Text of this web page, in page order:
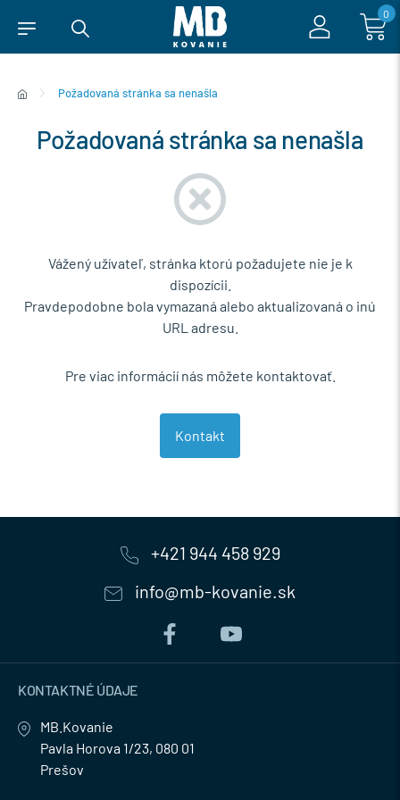
0
Požadovaná stránka sa nenašla
Požadovaná stránka sa nenašla
Vážený užívateľ, stránka ktorú požadujete nie je k
dispozícii.
Pravdepodobne bola vymazaná alebo aktualizovaná o inú
URL adresu.
Pre viac informácií nás môžete kontaktovať.
Kontakt
+421 944 458 929
info@mb-kovanie.sk
KONTAKTNÉ ÚDAJE
MB.Kovanie
Pavla Horova 1/23, 080 01
Prešov